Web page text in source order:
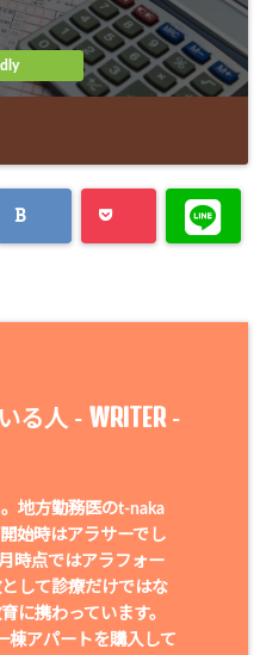
る人 - WRITER-
地方勤務医のt-naka
始時はアラサーでし
時点ではアラフォー
して診療だけではな
に携わっています。
棟アパートを購入して